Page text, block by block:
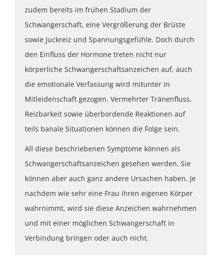
zudem bereits im frühen Stadium der
Schwangerschaft, eine Vergrößerung der Brüste
sowie Juckreiz und Spannungsgefühle. Doch durch
den Einfluss der Hormone treten nicht nur
körperliche Schwangerschaftsanzeichen auf, auch
die emotionale Verfassung wird mitunter in
Mitleidenschaft gezogen. Vermehrter Tränenfluss,
Reizbarkeit sowie überbordende Reaktionen auf
teils banale Situationen können die Folge sein.
All diese beschriebenen Symptome können als
Schwangerschaftsanzeichen gesehen werden. Sie
können aber auch ganz andere Ursachen haben. Je
nachdem wie sehr eine Frau ihren eigenen Körper
wahrnimmt, wird sie diese Anzeichen wahrnehmen
und mit einer möglichen Schwangerschaft in
Verbindung bringen oder auch nicht.